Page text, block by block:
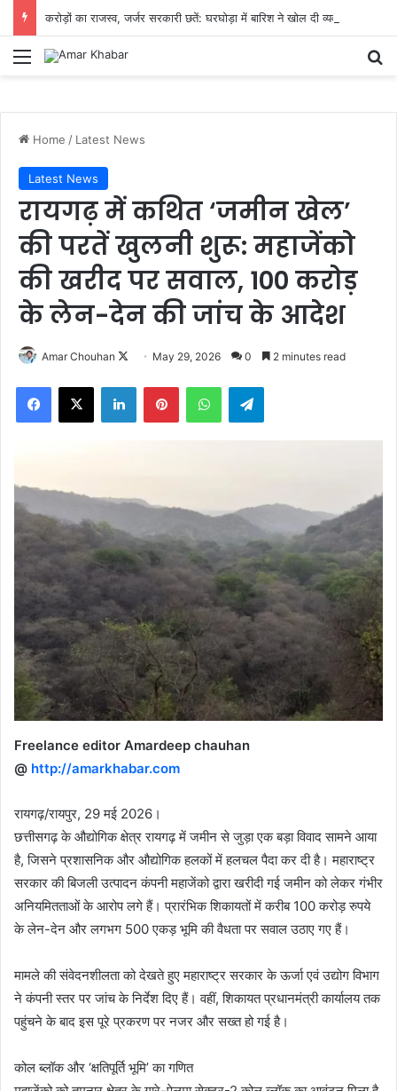
Menu
Home / Latest News
Latest News
रायगढ़ में कथित ‘जमीन खेल’
की परतें खुलनी शुरू: महाजेंको
की खरीद पर सवाल, 100 करोड़
के लेन-देन की जांच के आदेश
Amar Chouhan
FollowMay 29, 2026 0 2 minutes read
Facebook
X LinkedInPinterestWhatsAppTelegram
Freelance editor Amardeep chauhan
@ http://amarkhabar.com
रायगढ़/रायपुर, 29 मई 2026।
छत्तीसगढ़ के औद्योगिक क्षेत्र रायगढ़ में जमीन से जुड़ा एक बड़ा विवाद सामने आया
है, जिसने प्रशासनिक और औद्योगिक हलकों में हलचल पैदा कर दी है। महाराष्ट्र
सरकार की बिजली उत्पादन कंपनी महाजेंको द्वारा खरीदी गई जमीन को लेकर गंभीर
अनियमितताओं के आरोप लगे हैं। प्रारंभिक शिकायतों में करीब 100 करोड़ रुपये
के लेन-देन और लगभग 500 एकड़ भूमि की वैधता पर सवाल उठाए गए हैं।
मामले की संवेदनशीलता को देखते हुए महाराष्ट्र सरकार के ऊर्जा एवं उद्योग विभाग
ने कंपनी स्तर पर जांच के निर्देश दिए हैं। वहीं, शिकायत प्रधानमंत्री कार्यालय तक
पहुंचने के बाद इस पूरे प्रकरण पर नजर और सख्त हो गई है।
कोल ब्लॉक और ‘क्षतिपूर्ति भूमि’ का गणित